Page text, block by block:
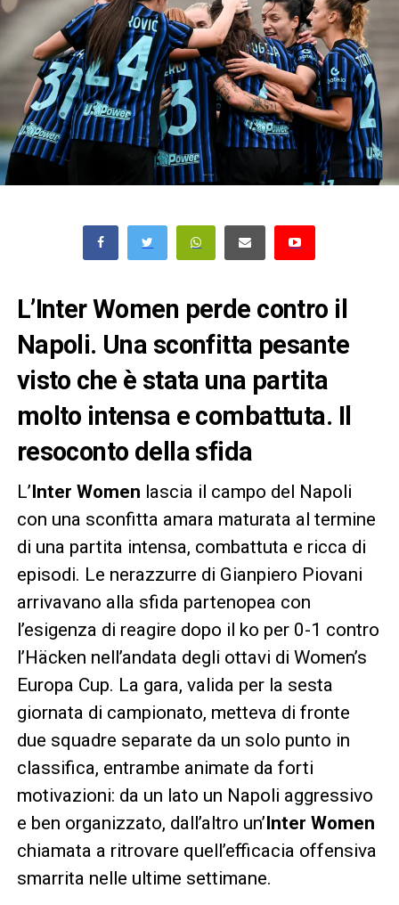
L’Inter Women perde contro il
Napoli. Una sconfitta pesante
visto che è stata una partita
molto intensa e combattuta. Il
resoconto della sfida
L’Inter Women lascia il campo del Napoli
con una sconfitta amara maturata al termine
di una partita intensa, combattuta e ricca di
episodi. Le nerazzurre di Gianpiero Piovani
arrivavano alla sfida partenopea con
l’esigenza di reagire dopo il ko per 0-1 contro
l’Häcken nell’andata degli ottavi di Women’s
Europa Cup. La gara, valida per la sesta
giornata di campionato, metteva di fronte
due squadre separate da un solo punto in
classifica, entrambe animate da forti
motivazioni: da un lato un Napoli aggressivo
e ben organizzato, dall’altro un’Inter Women
chiamata a ritrovare quell’efficacia offensiva
smarrita nelle ultime settimane.